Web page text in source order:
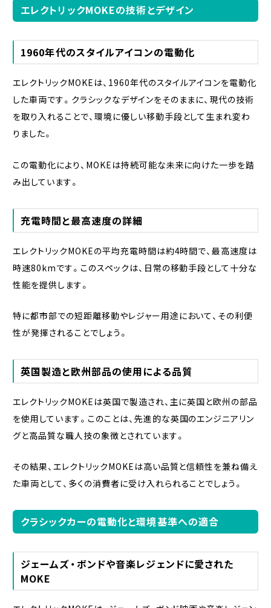
エレクトリックMOKEの技術とデザイン
1960年代のスタイルアイコンの電動化
エレクトリックMOKEは、1960年代のスタイルアイコンを電動化
した車両です。クラシックなデザインをそのままに、現代の技術
を取り入れることで、環境に優しい移動手段として生まれ変わ
りました。
この電動化により、MOKEは持続可能な未来に向けた一歩を踏
み出しています。
充電時間と最高速度の詳細
エレクトリックMOKEの平均充電時間は約4時間で、最高速度は
時速80kmです。このスペックは、日常の移動手段として十分な
性能を提供します。
特に都市部での短距離移動やレジャー用途において、その利便
性が発揮されることでしょう。
英国製造と欧州部品の使用による品質
エレクトリックMOKEは英国で製造され、主に英国と欧州の部品
を使用しています。このことは、先進的な英国のエンジニアリン
グと高品質な職人技の象徴とされています。
その結果、エレクトリックMOKEは高い品質と信頼性を兼ね備え
た車両として、多くの消費者に受け入れられることでしょう。
クラシックカーの電動化と環境基準への適合
ジェームズ・ボンドや音楽レジェンドに愛された
MOKE